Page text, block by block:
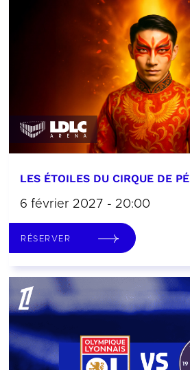
LES ÉTOILES DU CIRQUE DE
6 février 2027 - 20:00
RÉSERVER